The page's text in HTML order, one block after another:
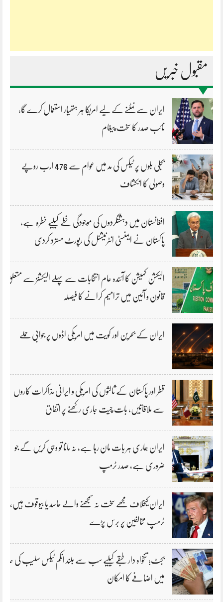
مقبول خبریں
ایران سے نمٹنے کے لیے امریکا ہر ہتھیار استعمال کرے گا،
نائب صدر کا سخت پیغام
بجلی بلوں پر ٹیکس کی مد میں عوام سے 476 ارب روپے
وصولی کا انکشاف
افغانستان میں دہشتگردوں کی موجودگی خطے کیلیے خطرہ ہے،
پاکستان نے ایمنسٹی انٹرنیشنل کی رپورٹ مسترد کردی
الیکشن کمیشن کا آئندہ عام انتخابات سے پہلے الیکشنز سے متعلق
قانون و آئین میں ترامیم کرانے کا فیصلہ
ایران کے بحرین اور کویت میں امریکی اڈوں پر جوابی حملے
قطر اور پاکستان کے ثالثوں کی امریکی و ایرانی مذاکرات کاروں
سے ملاقاتیں، بات چیت جاری رکھنے پر اتفاق
ایران ہماری ہر بات مان رہا ہے، نہ مانا تو وہی کریں گے جو
ضروری ہے، صدر ٹرمپ
ایران کیخلاف مجھے سخت نہ سمجھنے والے حاسد یا بیوقوف ہیں،
ٹرمپ مخالفین پر برس پڑے
بجٹ؛ تنخواہ دار طبقے کیلیے سب سے بلند انکم ٹیکس سلیب کی حد
میں اضافے کا امکان